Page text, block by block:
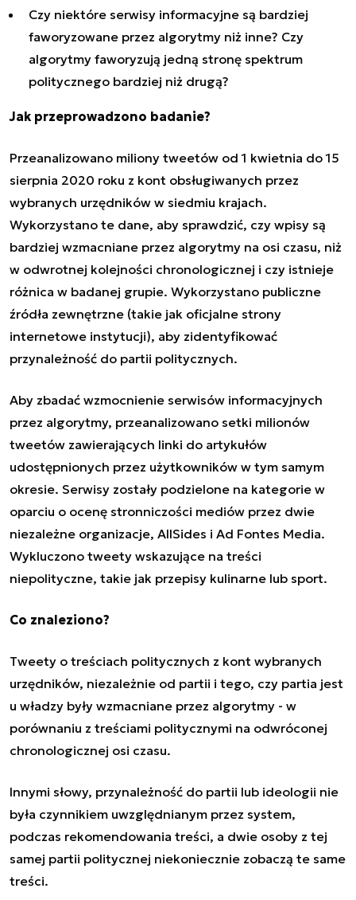
Czy niektóre serwisy informacyjne są bardziej
faworyzowane przez algorytmy niż inne? Czy
algorytmy faworyzują jedną stronę spektrum
politycznego bardziej niż drugą?
Jak przeprowadzono badanie?
Przeanalizowano miliony tweetów od 1 kwietnia do 15
sierpnia 2020 roku z kont obsługiwanych przez
wybranych urzędników w siedmiu krajach.
Wykorzystano te dane, aby sprawdzić, czy wpisy są
bardziej wzmacniane przez algorytmy na osi czasu, niż
w odwrotnej kolejności chronologicznej i czy istnieje
różnica w badanej grupie. Wykorzystano publiczne
źródła zewnętrzne (takie jak oficjalne strony
internetowe instytucji), aby zidentyfikować
przynależność do partii politycznych.
Aby zbadać wzmocnienie serwisów informacyjnych
przez algorytmy, przeanalizowano setki milionów
tweetów zawierających linki do artykułów
udostępnionych przez użytkowników w tym samym
okresie. Serwisy zostały podzielone na kategorie w
oparciu o ocenę stronniczości mediów przez dwie
niezależne organizacje, AllSides i Ad Fontes Media.
Wykluczono tweety wskazujące na treści
niepolityczne, takie jak przepisy kulinarne lub sport.
Co znaleziono?
Tweety o treściach politycznych z kont wybranych
urzędników, niezależnie od partii i tego, czy partia jest
u władzy były wzmacniane przez algorytmy - w
porównaniu z treściami politycznymi na odwróconej
chronologicznej osi czasu.
Innymi słowy, przynależność do partii lub ideologii nie
była czynnikiem uwzględnianym przez system,
podczas rekomendowania treści, a dwie osoby z tej
samej partii politycznej niekoniecznie zobaczą te same
treści.